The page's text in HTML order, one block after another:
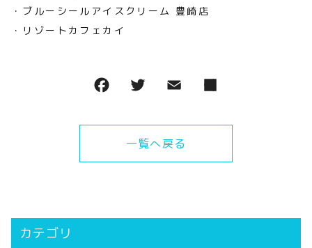
・ブルーシールアイスクリーム 豊崎店
・リゾートカフェカイ
一覧へ戻る
カテゴリ